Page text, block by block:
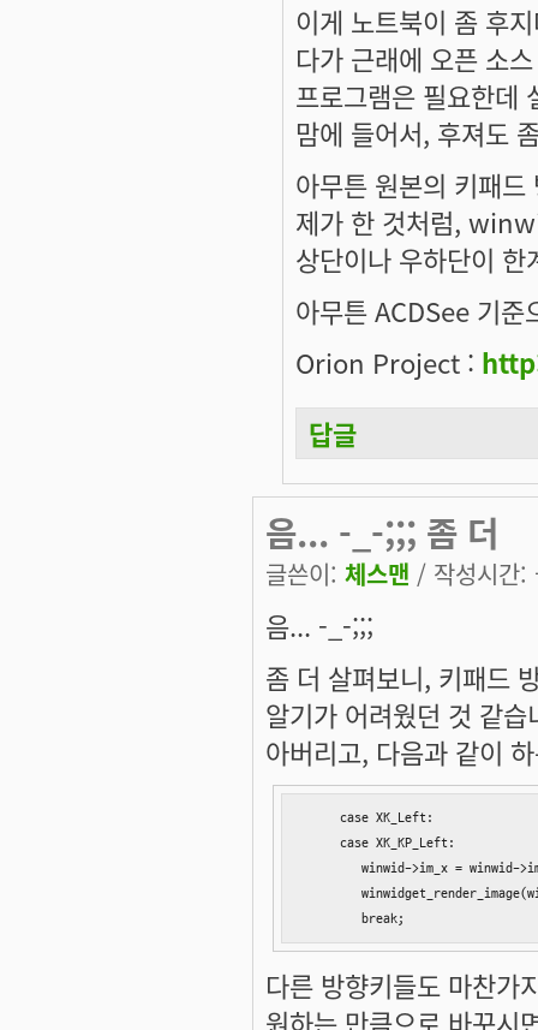
이게 노트북이 좀 후
다가 근래에 오픈 소
프로그램은 필요한데
맘에 들어서, 후져도
아무튼 원본의 키패
제가 한 것처럼,
상단이나 우하단이
아무튼 ACDSee 기준
Orion Project :
답글
음... -_-;;; 좀 더
글쓴이: 체스맨 / 작성시간
음... -_-;;;
좀 더 살펴보니, 키패드
알기가 어려웠던 것 같
아버리고, 다음과 같이
     case XK_Left:
     case XK_KP_Left:
winwid->im_x = winwid-
        break;
다른 방향키들도 마찬가
원하는 만큼으로 바꾸시